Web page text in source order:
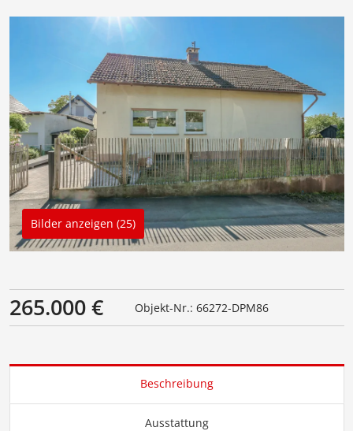
Bilder anzeigen (25)
265.000 € Objekt-Nr.: 66272-DPM86
Beschreibung
Ausstattung